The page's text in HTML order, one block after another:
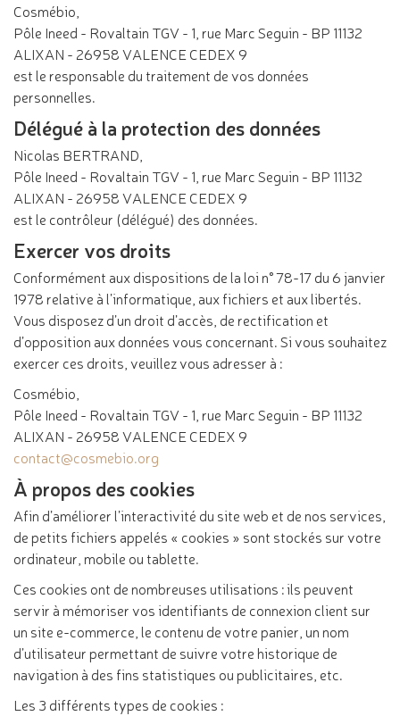
Cosmébio,
Pôle Ineed - Rovaltain TGV - 1, rue Marc Seguin - BP 11132
ALIXAN - 26958 VALENCE CEDEX 9
est le responsable du traitement de vos données
personnelles.
Délégué à la protection des données
Nicolas BERTRAND,
Pôle Ineed - Rovaltain TGV - 1, rue Marc Seguin - BP 11132
ALIXAN - 26958 VALENCE CEDEX 9
est le contrôleur (délégué) des données.
Exercer vos droits
Conformément aux dispositions de la loi n° 78-17 du 6 janvier
1978 relative à l’informatique, aux fichiers et aux libertés.
Vous disposez d’un droit d’accès, de rectification et
d’opposition aux données vous concernant. Si vous souhaitez
exercer ces droits, veuillez vous adresser à :
Cosmébio,
Pôle Ineed - Rovaltain TGV - 1, rue Marc Seguin - BP 11132
ALIXAN - 26958 VALENCE CEDEX 9
contact@cosmebio.org
À propos des cookies
Afin d’améliorer l’interactivité du site web et de nos services,
de petits fichiers appelés « cookies » sont stockés sur votre
ordinateur, mobile ou tablette.
Ces cookies ont de nombreuses utilisations : ils peuvent
servir à mémoriser vos identifiants de connexion client sur
un site e-commerce, le contenu de votre panier, un nom
d’utilisateur permettant de suivre votre historique de
navigation à des fins statistiques ou publicitaires, etc.
Les 3 différents types de cookies :